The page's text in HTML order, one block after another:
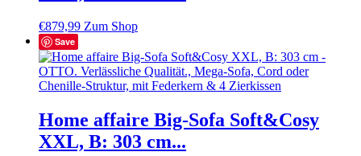
€879,99 Zum Shop
Save
Home affaire Big-Sofa Soft&Cosy
XXL, B: 303 cm...